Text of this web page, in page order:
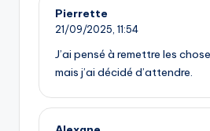
Pierrette
21/09/2025, 11:54
J’ai pensé à remettre les
mais j’ai décidé d’attendre.